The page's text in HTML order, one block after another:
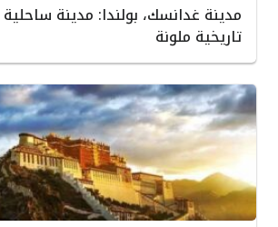
مدينة غدانسك، بولندا: مدينة
تاريخية ملونة